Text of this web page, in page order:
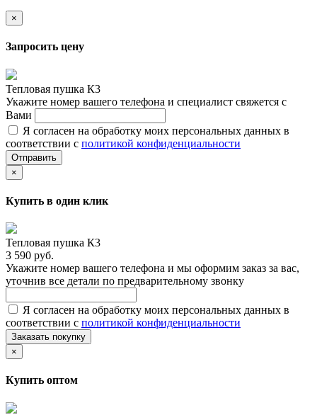
×
Запросить цену
Тепловая пушка К3
Укажите номер вашего телефона и специалист свяжется с
Вами
Я согласен на обработку моих персональных данных в
соответствии с политикой конфиденциальности
Отправить
×
Купить в один клик
Тепловая пушка К3
3 590 руб.
Укажите номер вашего телефона и мы оформим заказ за вас,
уточнив все детали по предварительному звонку
Я согласен на обработку моих персональных данных в
соответствии с политикой конфиденциальности
Заказать покупку
×
Купить оптом